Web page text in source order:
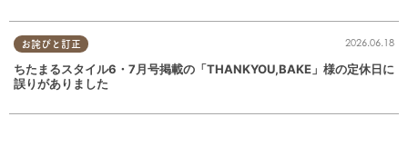
お詫びと訂正 2026.06.18
ちたまるスタイル6・7月号掲載の「THANKYOU,BAKE」様の定休日に
誤りがありました